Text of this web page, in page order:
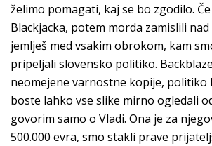
želimo pomagati, kaj se bo zgodilo.
Blackjacka, potem morda zamislili
jemlješ med vsakim obrokom, kam
pripeljali slovensko politiko.
neomejene varnostne kopije, politiko
boste lahko vse slike mirno ogledali
govorim samo o Vladi. Ona je za
500.000 evra, smo stakli prave